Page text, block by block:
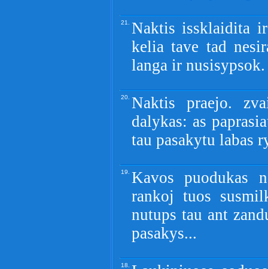
21. Naktis issklaidita
kelia tave tad
langa ir
20. Naktis praejo.
dalykas: as
tau pasakytu labas
19. Kavos puodukas
rankoj tuos
nutups tau ant
pasakys...
18.